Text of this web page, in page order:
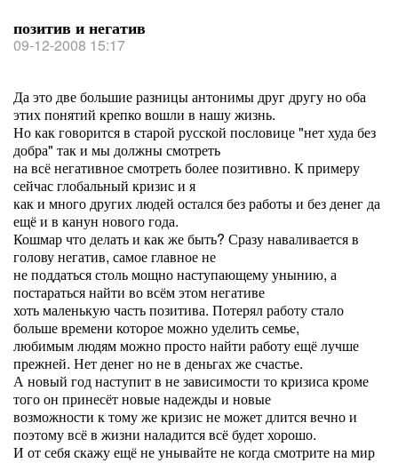
позитив и негатив
09-12-2008 15:17
Да это две большие разницы антонимы друг другу но оба
этих понятий крепко вошли в нашу жизнь.
Но как говорится в старой русской пословице "нет худа без
добра" так и мы должны смотреть
на всё негативное смотреть более позитивно. К примеру
сейчас глобальный кризис и я
как и много других людей остался без работы и без денег да
ещё и в канун нового года.
Кошмар что делать и как же быть? Сразу наваливается в
голову негатив, самое главное не
не поддаться столь мощно наступающему унынию, а
постараться найти во всём этом негативе
хоть маленькую часть позитива. Потерял работу стало
больше времени которое можно уделить семье,
любимым людям можно просто найти работу ещё лучше
прежней. Нет денег но не в деньгах же счастье.
А новый год наступит в не зависимости то кризиса кроме
того он принесёт новые надежды и новые
возможности к тому же кризис не может длится вечно и
поэтому всё в жизни наладится всё будет хорошо.
И от себя скажу ещё не унывайте не когда смотрите на мир